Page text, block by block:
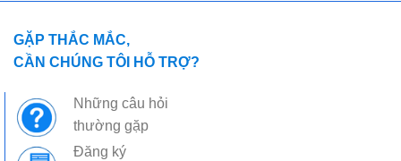
GẶP THẮC MẮC,
CẦN CHÚNG TÔI HỖ TRỢ?
Những câu hỏi
thường gặp
Đăng ký